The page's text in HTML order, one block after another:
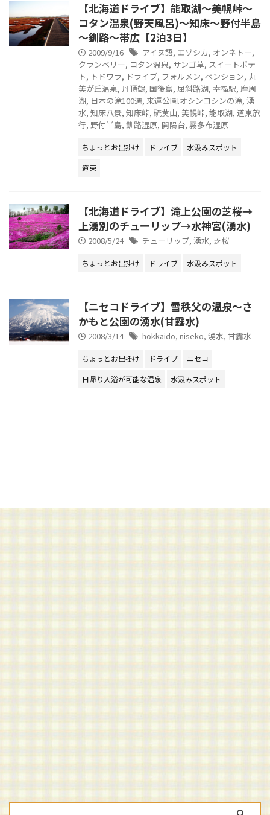
【北海道ドライブ】能取湖～美幌峠～
コタン温泉(野天風呂)～知床～野付半島
～釧路～帯広【2泊3日】
2009/9/16 アイヌ語, エゾシカ, オンネトー,
クランベリー, コタン温泉, サンゴ草, スイートポテ
ト, トドワラ, ドライブ, フォルメン, ペンション, 丸
美が丘温泉, 丹頂鶴, 国後島, 屈斜路湖, 幸福駅, 摩周
湖, 日本の滝100選, 来運公園.オシンコシンの滝, 湧
水, 知床八景, 知床峠, 硫黄山, 美幌峠, 能取湖, 道東旅
行, 野付半島, 釧路湿原, 開陽台, 霧多布湿原
ちょっとお出掛け ドライブ
水汲みスポット
道東
【北海道ドライブ】滝上公園の芝桜→
上湧別のチューリップ→水神宮(湧水)
2008/5/24 チューリップ, 湧水, 芝桜
ちょっとお出掛け ドライブ 水汲みスポット
【ニセコドライブ】雪秩父の温泉～さ
かもと公園の湧水(甘露水)
2008/3/14 hokkaido, niseko, 湧水, 甘露水
ちょっとお出掛け ドライブ
ニセコ
日帰り入浴が可能な温泉
水汲みスポット